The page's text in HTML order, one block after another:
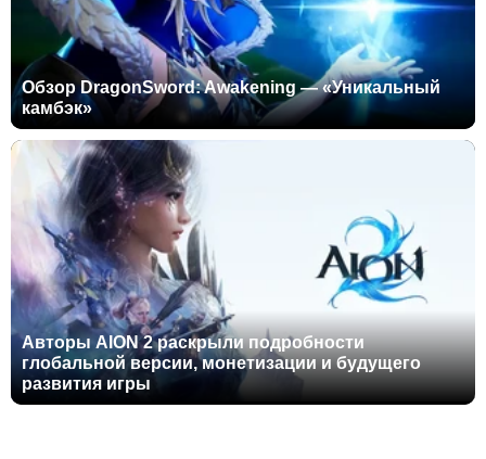
Обзор DragonSword: Awakening — «Уникальный
камбэк»
Авторы AION 2 раскрыли подробности
глобальной версии, монетизации и будущего
развития игры